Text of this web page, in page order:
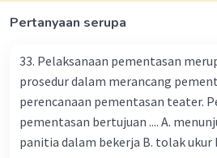
Pertanyaan serupa
33. Pelaksanaan pementasan
prosedur dalam merancang
perencanaan pementasan teater.
pementasan bertujuan .... A.
panitia dalam bekerja B. tolak ukur